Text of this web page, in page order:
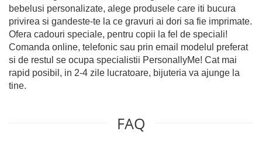
bebelusi personalizate, alege produsele care iti bucura
privirea si gandeste-te la ce gravuri ai dori sa fie imprimate.
Ofera cadouri speciale, pentru copii la fel de speciali!
Comanda online, telefonic sau prin email modelul preferat
si de restul se ocupa specialistii PersonallyMe! Cat mai
rapid posibil, in 2-4 zile lucratoare, bijuteria va ajunge la
tine.
FAQ